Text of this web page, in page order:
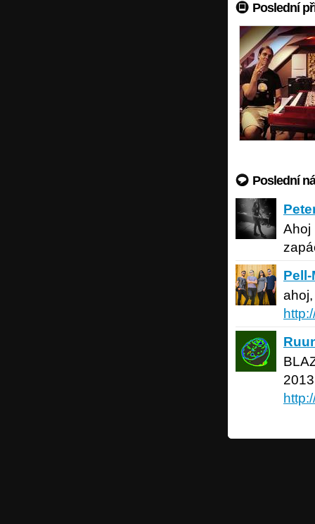
Poslední
Poslední
Peter
Ahoj
Pell-
Pell-
Ruun